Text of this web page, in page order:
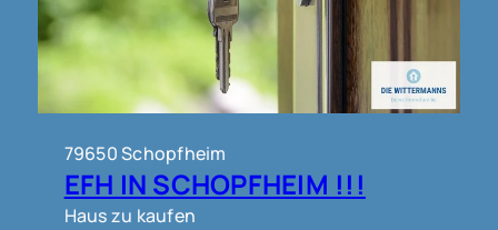
79650 Schopfheim
EFH IN SCHOPFHEIM !!!
Haus zu kaufen